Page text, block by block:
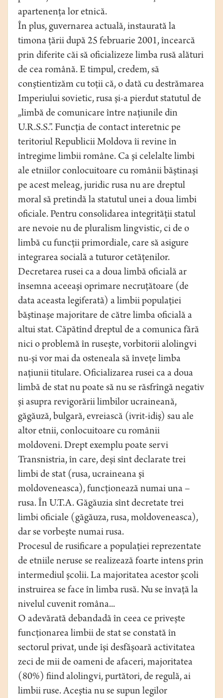
apartenenţa lor etnică.
În plus, guvernarea actuală, instaurată la
timona ţării după 25 februarie 2001, încearcă
prin diferite căi să oficializeze limba rusă alături
de cea română. E timpul, credem, să
conştientizăm cu toţii că, o dată cu destrămarea
Imperiului sovietic, rusa şi-a pierdut statutul de
„limbă de comunicare între naţiunile din
U.R.S.S.”. Funcţia de contact interetnic pe
teritoriul Republicii Moldova îi revine în
întregime limbii române. Ca şi celelalte limbi
ale etniilor conlocuitoare cu românii băştinaşi
pe acest meleag, juridic rusa nu are dreptul
moral să pretindă la statutul unei a doua limbi
oficiale. Pentru consolidarea integrităţii statul
are nevoie nu de pluralism lingvistic, ci de o
limbă cu funcţii primordiale, care să asigure
integrarea socială a tuturor cetăţenilor.
Decretarea rusei ca a doua limbă oficială ar
însemna aceeaşi oprimare necruţătoare (de
data aceasta legiferată) a limbii populaţiei
băştinaşe majoritare de către limba oficială a
altui stat. Căpătînd dreptul de a comunica fără
nici o problemă în ruseşte, vorbitorii alolingvi
nu-şi vor mai da osteneala să înveţe limba
naţiunii titulare. Oficializarea rusei ca a doua
limbă de stat nu poate să nu se răsfrîngă negativ
şi asupra revigorării limbilor ucraineană,
găgăuză, bulgară, evreiască (ivrit-idiş) sau ale
altor etnii, conlocuitoare cu românii
moldoveni. Drept exemplu poate servi
Transnistria, în care, deşi sînt declarate trei
limbi de stat (rusa, ucraineana şi
moldoveneasca), funcţionează numai una –
rusa. În U.T.A. Găgăuzia sînt decretate trei
limbi oficiale (găgăuza, rusa, moldoveneasca),
dar se vorbeşte numai rusa.
Procesul de rusificare a populaţiei reprezentate
de etniile neruse se realizează foarte intens prin
intermediul şcolii. La majoritatea acestor şcoli
instruirea se face în limba rusă. Nu se învaţă la
nivelul cuvenit româna...
O adevărată debandadă în ceea ce priveşte
funcţionarea limbii de stat se constată în
sectorul privat, unde îşi desfăşoară activitatea
zeci de mii de oameni de afaceri, majoritatea
(80%) fiind alolingvi, purtători, de regulă, ai
limbii ruse. Aceştia nu se supun legilor